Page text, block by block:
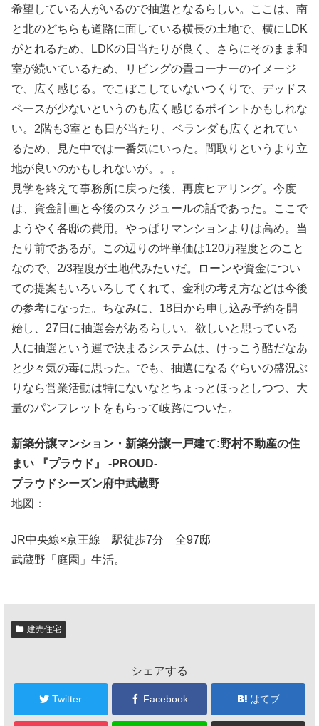
希望している人がいるので抽選となるらしい。ここは、南
と北のどちらも道路に面している横長の土地で、横にLDK
がとれるため、LDKの日当たりが良く、さらにそのまま和
室が続いているため、リビングの畳コーナーのイメージ
で、広く感じる。でこぼこしていないつくりで、デッドス
ペースが少ないというのも広く感じるポイントかもしれな
い。2階も3室とも日が当たり、ベランダも広くとれてい
るため、見た中では一番気にいった。間取りというより立
地が良いのかもしれないが。。。
見学を終えて事務所に戻った後、再度ヒアリング。今度
は、資金計画と今後のスケジュールの話であった。ここで
ようやく各邸の費用。やっぱりマンションよりは高め。当
たり前であるが。この辺りの坪単価は120万程度とのこと
なので、2/3程度が土地代みたいだ。ローンや資金につい
ての提案もいろいろしてくれて、金利の考え方などは今後
の参考になった。ちなみに、18日から申し込み予約を開
始し、27日に抽選会があるらしい。欲しいと思っている
人に抽選という運で決まるシステムは、けっこう酷だなあ
と少々気の毒に思った。でも、抽選になるぐらいの盛況ぶ
りなら営業活動は特にないなとちょっとほっとしつつ、大
量のパンフレットをもらって岐路についた。
新築分譲マンション・新築分譲一戸建て:野村不動産の住
まい 『プラウド』 -PROUD-
プラウドシーズン府中武蔵野
地図：
JR中央線×京王線 駅徒歩7分 全97邸
武蔵野「庭園」生活。
建売住宅
シェアする
Twitter Facebook はてブ